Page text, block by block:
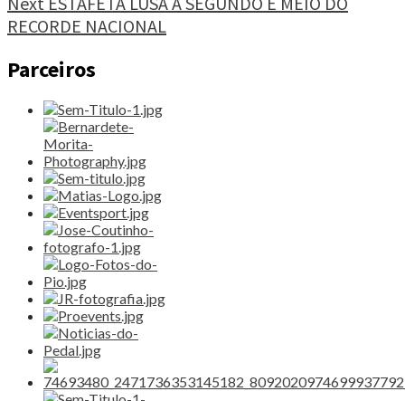
TERCEIRO"
RECORDE NACIONAL
Parceiros